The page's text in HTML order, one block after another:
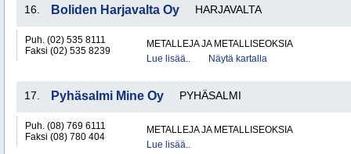
16. Boliden Harjavalta Oy HARJAVALTA
Puh. (02) 535 8111
Faksi (02) 535 8239
METALLEJA JA METALLISEOKSIA
Lue lisää..
Näytä kartalla
17. Pyhäsalmi Mine Oy PYHÄSALMI
Puh. (08) 769 6111
Faksi (08) 780 404
METALLEJA JA METALLISEOKSIA
Lue lisää..